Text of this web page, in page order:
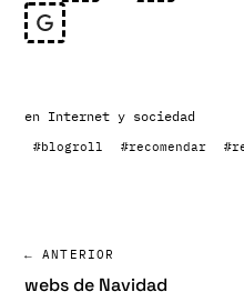
en Internet y sociedad
#blogroll #recomendar
← ANTERIOR
webs de Navidad